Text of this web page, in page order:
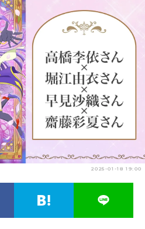
トレンド 無料マンガ
声優記事一覧
実写化映画一覧
2025-01-18 19:00